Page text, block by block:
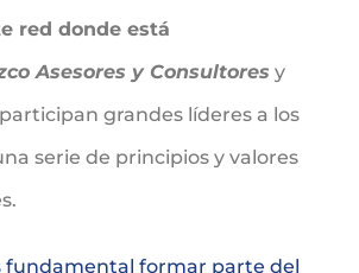
red donde está
Asesores y Consultores y
grandes líderes a los
serie de principios y valores
fundamental formar parte del